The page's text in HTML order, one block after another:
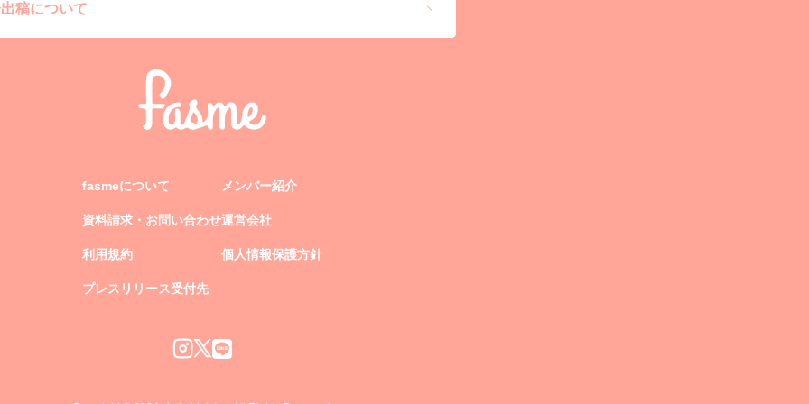
稿について
fasmeについて
資料請求・お問い合わせ
利用規約
プレスリリース受付先
メンバー紹介
運営会社
個人情報保護方針